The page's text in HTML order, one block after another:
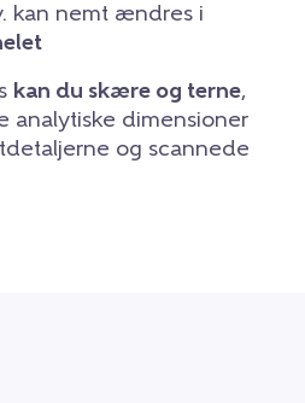
kan nemt ændres i
kan du skære og terne,
analytiske dimensioner
og scannede